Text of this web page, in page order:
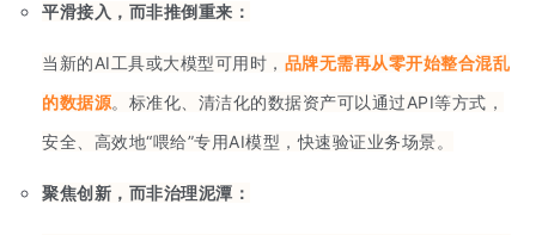
平滑接入，而非推倒重来：
当新的AI工具或大模型可用时， 品牌无需再从零开始整合混乱
的数据源。标准化、清洁化的数据资产可以通过API等方式，
安全、高效地“喂给”专用AI模型，快速验证业务场景。
聚焦创新，而非治理泥潭：